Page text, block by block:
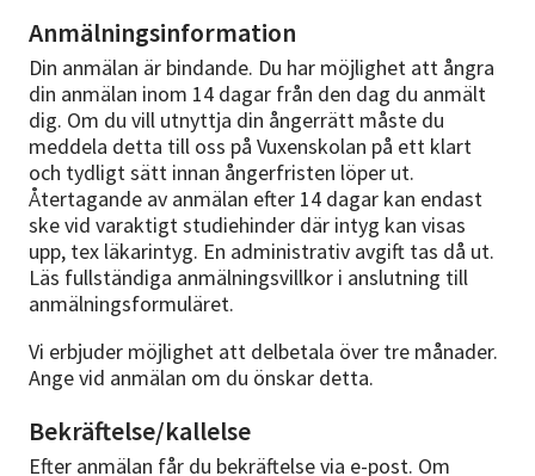
Anmälningsinformation
Din anmälan är bindande. Du har möjlighet att ångra
din anmälan inom 14 dagar från den dag du anmält
dig. Om du vill utnyttja din ångerrätt måste du
meddela detta till oss på Vuxenskolan på ett klart
och tydligt sätt innan ångerfristen löper ut.
Återtagande av anmälan efter 14 dagar kan endast
ske vid varaktigt studiehinder där intyg kan visas
upp, tex läkarintyg. En administrativ avgift tas då ut.
Läs fullständiga anmälningsvillkor i anslutning till
anmälningsformuläret.
Vi erbjuder möjlighet att delbetala över tre månader.
Ange vid anmälan om du önskar detta.
Bekräftelse/kallelse
Efter anmälan får du bekräftelse via e-post. Om